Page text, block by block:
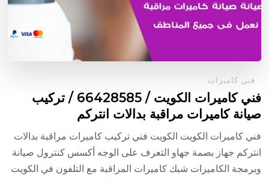
فني كاميرات
فني كاميرات الكويت / 66428585 / تركيب
صيانة كاميرات مراقبة بدالات انتركم
فني كاميرات الكويت الكويت فني تركيب كاميرات مراقبة بدالات
انتركم جهاز بصمة جهاو التعرف على الوجه أكسس كنترول صيانة
وبرمجة الكاميرات شبك كاميرات المراقبة مع التلفون في الكويت